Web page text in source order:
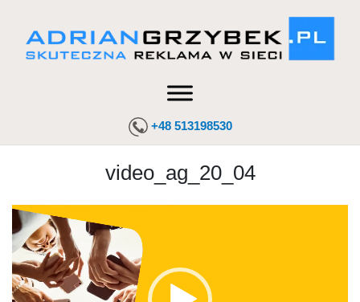
+48 513198530
video_ag_20_04
Odtwarzacz
video